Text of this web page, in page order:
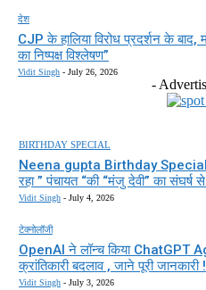
देश
CJP के हालिया विरोध प्रदर्शन के
का निष्पक्ष विश्लेषण”
Vidit Singh - July 26, 2026
-
BIRTHDAY SPECIAL
Neena gupta Birthday Special:
रहा ” पंचायत “की “मंजु देवी” का संघर्ष
Vidit Singh - July 4, 2026
टेक्नोलॉजी
OpenAI ने लॉन्च किया ChatGPT
क्रांतिकारी बदलाव , जाने पूरी जानकारी !
Vidit Singh - July 3, 2026